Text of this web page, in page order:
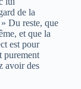
de la
Du reste, que
et que la
est pour
purement
avoir des